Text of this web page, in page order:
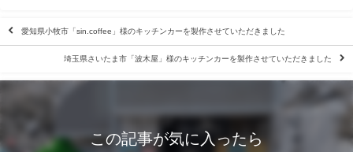
愛知県小牧市「sin.coffee」様のキッチンカーを製作させていただきました
埼玉県さいたま市「波木屋」様のキッチンカーを製作させていただきました
この記事が気に入ったら